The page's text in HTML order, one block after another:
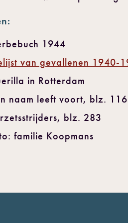
1944
van gevallenen 1940-
in Rotterdam
naam leeft voort, blz. 116
blz. 283
familie Koopmans